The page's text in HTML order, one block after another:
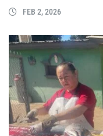
FEB 2, 2026